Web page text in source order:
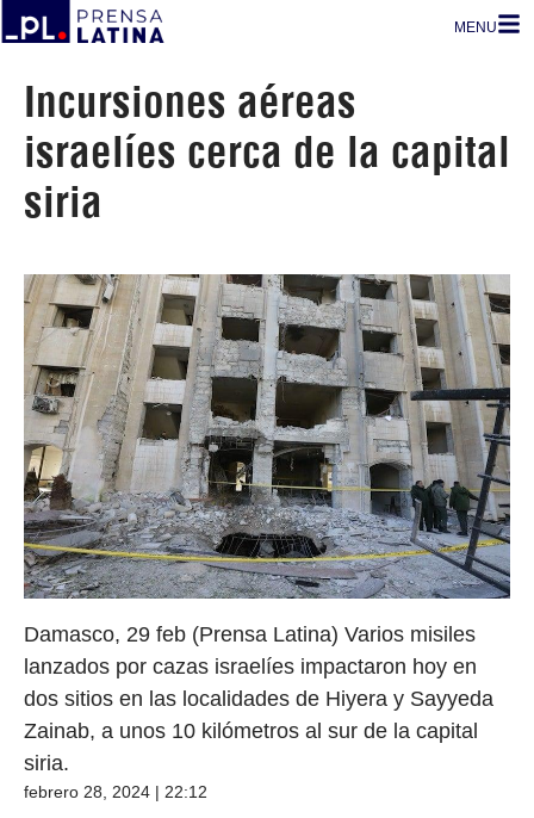
MENU
Incursiones aéreas
israelíes cerca de la capital
siria
Damasco, 29 feb (Prensa Latina) Varios misiles
lanzados por cazas israelíes impactaron hoy en
dos sitios en las localidades de Hiyera y Sayyeda
Zainab, a unos 10 kilómetros al sur de la capital
siria.
febrero 28, 2024 | 22:12